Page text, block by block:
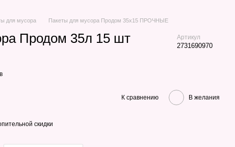
для мусора Пакеты для мусора Продом 35х15 ПРОЧНЫЕ
Продом 35л 15 шт
Артикул
2731690970
К сравнению В желания
скидки